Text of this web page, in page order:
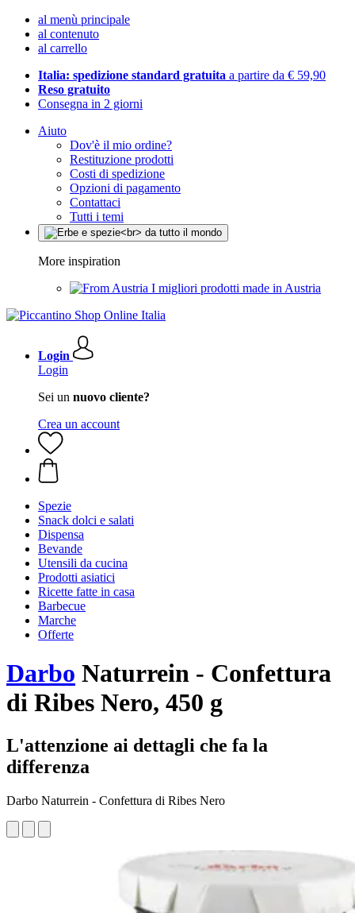
al menù principale
al contenuto
al carrello
Italia: spedizione standard gratuita a partire da € 59,90
Reso gratuito
Consegna in 2 giorni
Aiuto
Dov'è il mio ordine?
Restituzione prodotti
Costi di spedizione
Opzioni di pagamento
Contattaci
Tutti i temi
More inspiration
I migliori prodotti made in Austria
Login
Login
Sei un nuovo cliente?
Crea un account
Spezie
Snack dolci e salati
Dispensa
Bevande
Utensili da cucina
Prodotti asiatici
Ricette fatte in casa
Barbecue
Marche
Offerte
Darbo Naturrein - Confettura
di Ribes Nero, 450 g
L'attenzione ai dettagli che fa la
differenza
Darbo Naturrein - Confettura di Ribes Nero